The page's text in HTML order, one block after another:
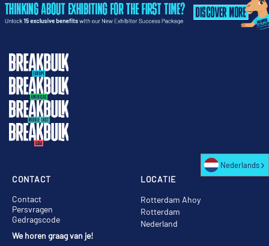
LOCATIE
Rotterdam Ahoy
Rotterdam
Nederland
CONTACT
Contact
Persvragen
Gedragscode
We horen graag van je!
Nederlands